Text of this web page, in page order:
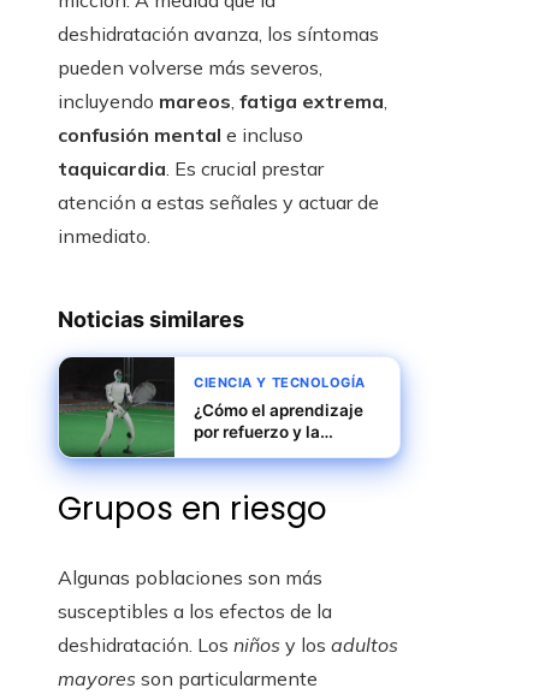
deshidratación avanza, los síntomas
pueden volverse más severos,
incluyendo mareos, fatiga extrema,
confusión mental e incluso
taquicardia. Es crucial prestar
atención a estas señales y actuar de
inmediato.
Noticias similares
CIENCIA Y TECNOLOGÍA
¿Cómo el aprendizaje
por refuerzo y la
simulación potencian la
destreza robótica?
Grupos en riesgo
Algunas poblaciones son más
susceptibles a los efectos de la
deshidratación. Los niños y los adultos
mayores son particularmente